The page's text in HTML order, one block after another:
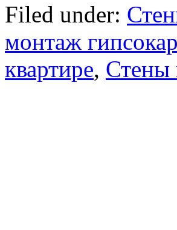
Filed under:
монтаж
квартире, Стены